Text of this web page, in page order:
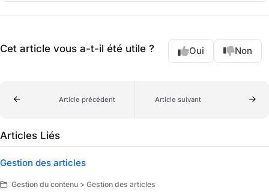
Cet article vous a-t-il été utile ? Oui Non
Article précédent Article suivant
Articles Liés
Gestion des articles
Gestion du contenu > Gestion des articles